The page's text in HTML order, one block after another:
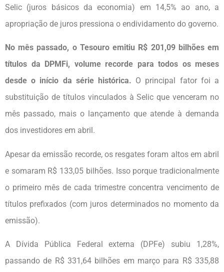
Selic (juros básicos da economia) em 14,5% ao ano, a
apropriação de juros pressiona o endividamento do governo.
No mês passado, o Tesouro emitiu R$ 201,09 bilhões em
títulos da DPMFi, volume recorde para todos os meses
desde o início da série histórica. O principal fator foi a
substituição de títulos vinculados à Selic que venceram no
mês passado, mais o lançamento que atende à demanda
dos investidores em abril.
Apesar da emissão recorde, os resgates foram altos em abril
e somaram R$ 133,05 bilhões. Isso porque tradicionalmente
o primeiro mês de cada trimestre concentra vencimento de
títulos prefixados (com juros determinados no momento da
emissão).
A Dívida Pública Federal externa (DPFe) subiu 1,28%,
passando de R$ 331,64 bilhões em março para R$ 335,88